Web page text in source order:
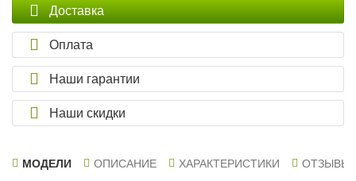
Доставка
Оплата
Наши гарантии
Наши скидки
МОДЕЛИ ОПИСАНИЕ ХАРАКТЕРИСТИКИ ОТЗЫВЫ